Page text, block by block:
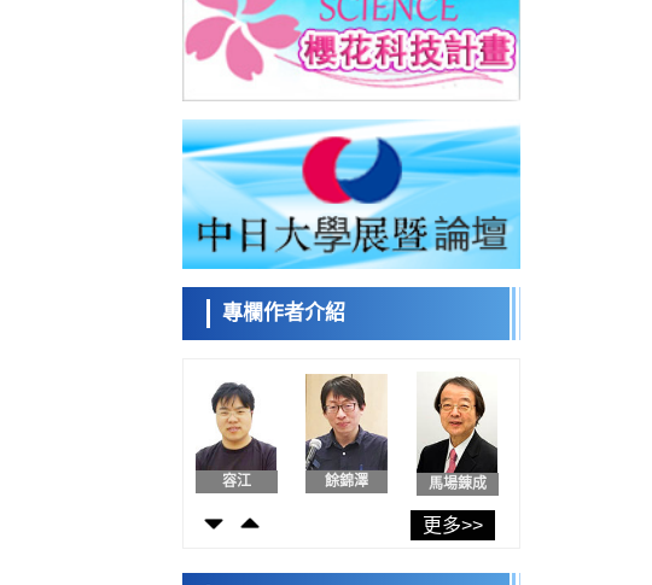
日本發布《令和8年版科學技術與創新白皮
書》，解讀第七期基本計畫首年度政策方向
科學研究
東京大學發現可誘導細胞死亡的新型信使物
質
科學研究
東京都健康長壽醫療中心跨器官揭示衰老過
程中的糖鏈變化
科學研究
產總研無需石油利用松脂製備石墨前驅體，
可作為電池電極材料
科學研究
東京大學和海上保安廳等發現南海海槽沿線
政策
日本第2次醫療研究開發調整費，根據一線實
科學研究
千葉大學鑑定出導致難治性疾病「肺高血壓
症」惡化的蛋白質「MYL9/12」，會引發血
管結構惡化
科學研究
京都大學高效生成光的構成單元「光子」，
可應用於量子電腦
開發出300億年僅誤差1秒的光晶格鐘，構建
經濟・社會
專欄作者介紹
日本科學未
來館 科學交
流員
小岩井忠道 瀧川 進
容江 餘錦澤 馬場錬成
更多>>